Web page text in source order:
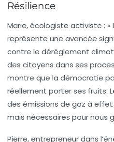
Résilience
Marie, écologiste activiste : «
représente une avancée
contre le dérèglement
des citoyens dans ses
montre que la démocratie
réellement porter ses fruits.
des émissions de gaz à effet
mais nécessaires pour nous
Pierre, entrepreneur dans